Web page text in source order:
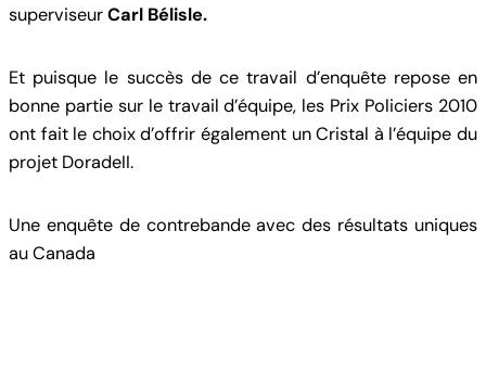
superviseurCarl Bélisle.
Et puisque le succès de ce travail d’enquête repose en
bonne partie sur le travail d’équipe, les Prix Policiers 2010
ont fait le choix d’offrir également un Cristal à l’équipe du
projet DoradeII.
Une enquête de contrebande avec des résultats uniques
au Canada